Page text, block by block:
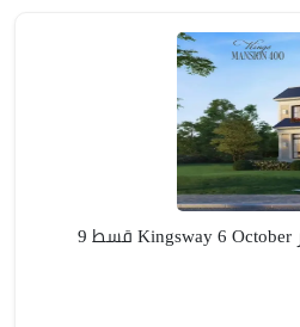
كمبوند كينجز واي 6 أكتوبر Kingsway 6 October قسط 9